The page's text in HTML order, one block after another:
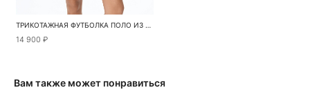
ТРИКОТАЖНАЯ ФУТБОЛКА ПОЛО ИЗ ВИСКОЗЫ
14 900 ₽
Вам также может понравиться